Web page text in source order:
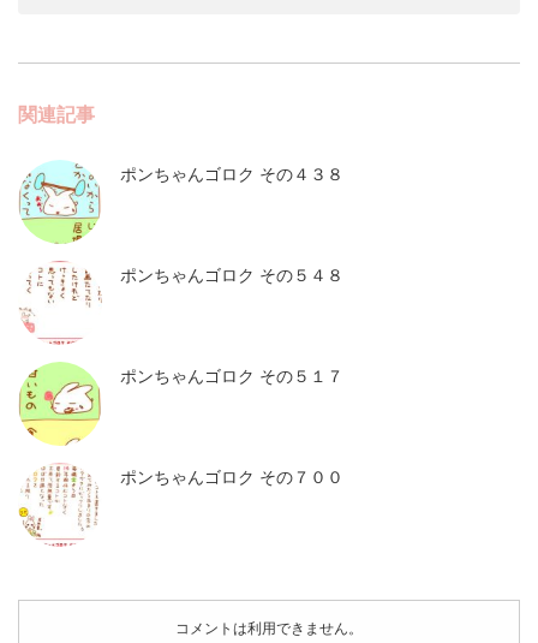
関連記事
ポンちゃんゴロク その４３８
ポンちゃんゴロク その５４８
ポンちゃんゴロク その５１７
ポンちゃんゴロク その７００
コメントは利用できません。